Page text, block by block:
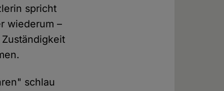
spricht
wiederum –
schlau